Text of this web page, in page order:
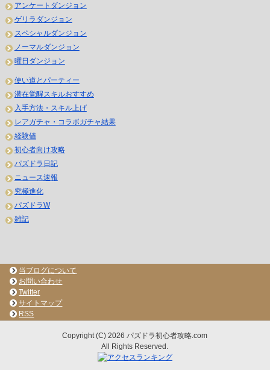
アンケートダンジョン
ゲリラダンジョン
スペシャルダンジョン
ノーマルダンジョン
曜日ダンジョン
使い道とパーティー
潜在覚醒スキルおすすめ
入手方法・スキル上げ
レアガチャ・コラボガチャ結果
経験値
初心者向け攻略
パズドラ日記
ニュース速報
究極進化
パズドラW
雑記
当ブログについて
お問い合わせ
Twitter
サイトマップ
RSS
Copyright (C) 2026 パズドラ初心者攻略.com
All Rights Reserved.